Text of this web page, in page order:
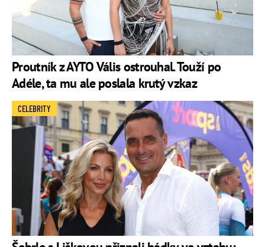
Proutník z AYTO Vális ostrouhal. Touží po
Adéle, ta mu ale poslala krutý vzkaz
CELEBRITY